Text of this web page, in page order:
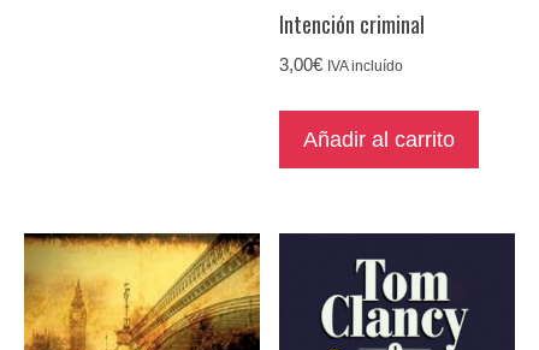
Intención criminal
3,00€ IVA incluído
Añadir al carrito